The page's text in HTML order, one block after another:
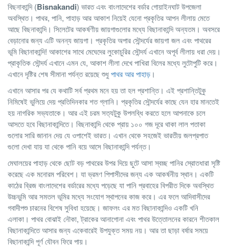
বিছনাকান্দি (Bisnakandi) ভারত এবং বাংলাদেশের বর্ডার গোয়াইনঘাট উপজেলা
অবস্থিত। পাথর, পানি, পাহাড় আর আকাশ নিয়েই যেনো প্রকৃতির আপন লীলায় মেতে
আছে বিছনাকান্দি। সিলেটের আকর্ষণীয় জায়গাগুলোর মধ্যে বিছানাকান্দি অন্যতম। অবসরে
বেড়ানোর জন্য এটি অনন্য জায়গা। প্রকৃতির অপার সৌন্দর্যের জায়গা জল এবং পাথরের
ভূমি বিছানাকান্দি! আকাশের সাথে মেঘেদের লুকোচুরির সৌন্দর্য এখানে অপূর্ব লীলায় ধরা দেয়।
প্রাকৃতিক সৌন্দর্য এখানে এমন যে, আকাশ লীলা দেখে পাখিরা বিলের মধ্যে লুটোপুটি করে।
এখানে দৃষ্টির শেষ সীমানা পর্যন্ত রয়েছে শুধুপাথর আর পাহাড় ।
এখানে আসার পর যে কথাটি সর্ব প্রথম মনে হয় তা হল প্রশান্তি। এই প্রশান্তিটুকু
নিমিষেই ভুলিয়ে দেয় প্রতিদিনকার শত গ্লানি। প্রকৃতির সৌন্দর্যের কাছে যেন হার মানতেই
হয় নাগরিক সভ্যতাকে। আর এই চরম সত্যটুকু উপলব্ধি করতে হলে আপনাকে চলে
আসতে হবে বিছানাকান্দিতে। বিছনাকান্দি থেকে প্রায় ১০০ গজ দূরে থাকা লাল পতাকা
গুলোর সারি জানান দেয় যে ওপাশেই ভারত। এখান থেকে সহজেই ভারতীয় জলপ্রপাত
গুলো দেখা যায় যা থেকে পানি বয়ে আসে বিছানাকান্দি পর্যন্ত।
মেঘালয়ের পাহাড় থেকে ছোট বড় পাথরের উপর দিয়ে ছুটে আসা স্বচ্ছ পানির স্রোতধারা সৃষ্টি
করেছে এক মনোরম পরিবেশ। যা ভ্রমণ পিপাসীদের জন্য এক আকর্ষনীয় স্থান। একটি
কাঠের ব্রিজ বাংলাদেশের বর্ডারের মধ্যে পড়েছে যা পানি প্রবাহের বিপরীত দিকে অবস্থিত
উচ্চভুমি আর সমতল ভূমির মধ্যে সংযোগ স্থাপনের কাজ করে। এর ফলে আদিবাসীদের
গবাদীপশু চারনের বিশেষ সুবিধা হয়েছে। জাফলং এর মত বিছানাকান্দিও একটি খনি
এলাকা। পাথর বোঝাই নৌকা, ট্রাকের আনাগোনা এবং পাথর উত্তোলনের কারনে শীতকাল
বিছানাকান্দিতে আসার জন্য একেবারেই উপযুক্ত সময় নয়। আর তা ছাড়া বর্ষার সময়ে
বিছানাকান্দি পূর্ণ যৌবন ফিরে পায়।